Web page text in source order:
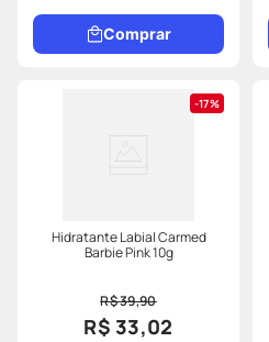
Comprar
17%
Hidratante Labial Carmed
Barbie Pink 10g
R$ 39,90
R$ 33,02